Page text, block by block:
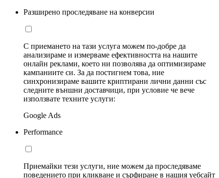
Разширено проследяване на конверсии
С приемането на тази услуга можем по-добре да
анализираме и измерваме ефективността на нашите
онлайн реклами, което ни позволява да оптимизираме
кампаниите си. За да постигнем това, ние
синхронизираме вашите криптирани лични данни със
следните външни доставчици, при условие че вече
използвате техните услуги:
Google Ads
Performance
Приемайки тези услуги, ние можем да проследяваме
поведението при кликване и сърфиране в нашия уебсайт